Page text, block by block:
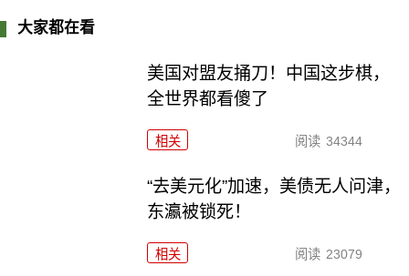
大家都在看
美国对盟友捅刀！中国这步棋，
全世界都看傻了
相关 阅读 34344
“去美元化”加速，美债无人问津，
东瀛被锁死！
相关 阅读 23079